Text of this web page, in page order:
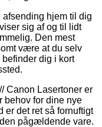
hjem til dig
sig af og til lidt
Den mest
være at du selv
dig i kort
Canon Lasertoner er
behov for dine nye
er det ret så fornuftigt
pågældende vare.